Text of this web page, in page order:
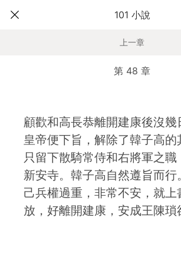
101 小說
上一章
第 48 章
顧歡和高長恭離開建康後沒幾
皇帝便下旨，解除了韓子高的
只留下散騎常侍和右將軍之職
新安寺。韓子高自然遵旨而行
己兵權過重，非常不安，就上
放，好離開建康，安成王陳瑣